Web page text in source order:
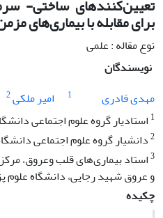
تعیین‌کنندهای ساختی-
برای مقابله با بیماری‌های
نوع مقاله : علمی
نویسندگان
مهدی قادری
1 امیر ملکی2
1 استادیار گروه علوم اجتماعی
2دانشیار گروه علوم اجتماعی
3استاد بیماری‌های قلب وعروق،
و عروق شهید رجایی، دانشگاه علوم
چکیده